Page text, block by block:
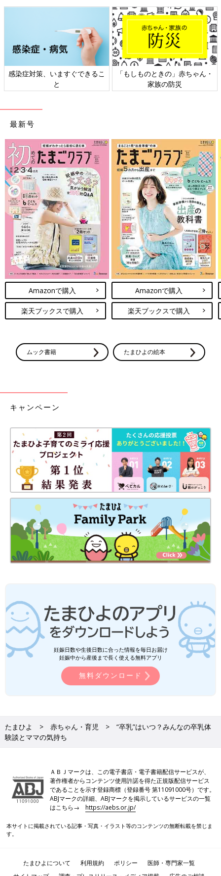
【突然過ぎて寂しかった】
うちもあと2週間程で1歳の娘がいます。先月11日を最後に卒乳
しました。その数日前までは「パイパイするー？」って聞くと嬉
しそうにあぅあぅ近づいて来てたのにアッサリサッパリ卒業を迎
えました……。突然過ぎてかなり淋しかったです。
【まだまだなんて思っていたら】
時間あいていました。珍しくお昼ご飯いっぱい食べたからかな。
おっぱいはパンパンに張ってたけど、ピークの時には程遠く、こ
うなぁとしみじみ思いました。 今のおっぱいタイムをしっかり
噛みしめたいと思います。
初めての育児では何もかもが不安でいっぱいですし、ほかの家庭
と同じようになっていないと焦ってしまうことも。でも授乳に関
しては、断乳する必要が無い限りはママと赤ちゃんが納得してか
らで良さそうです。いつかは授乳も終わりを迎えます。その貴重
な時間を大切にしてくださいね。
※投稿内容は投稿者の個人的な見解・体験に基づくものですの
で、あくまでもアドバイスとして参考にしていただき、症状など
については医療機関にご確認ください。
※文中のコメントはすべて、『ウィメンズパーク』の投稿からの
抜粋です。
※この記事は「たまひよONLINE」で過去に公開されたもので
す。
感染症対策、いますぐできるこ
と
「もしものときの」赤ちゃん・
家族の防災
最新号
Amazonで購入
楽天ブックスで購入
Amazonで購入
楽天ブックスで購入
ムック書籍 たまひよの絵本
キャンペーン
妊娠日数や生後日数に合った情報を毎日お届け
妊娠中から産後まで長く使える無料アプリ
無料ダウンロード
たまひよ 赤ちゃん・育児
“卒乳”はいつ？みんなの卒乳体
験談とママの気持ち
ＡＢＪマークは、この電子書店・電子書籍配信サービスが、
著作権者からコンテンツ使用許諾を得た正規版配信サービス
であることを示す登録商標（登録番号 第11091000号）です。
ABJマークの詳細、ABJマークを掲示しているサービスの一覧
はこちら→https://aebs.or.jp/
本サイトに掲載されている記事・写真・イラスト等のコンテンツの無断転載を禁じま
す。
たまひよについて 利用規約 ポリシー
医師・専門家一覧